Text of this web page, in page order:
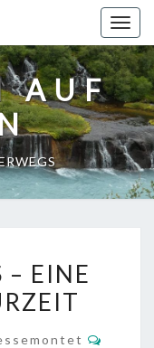
AUF
– EINE